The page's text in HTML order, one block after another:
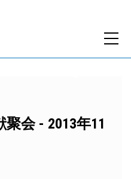
聚会 - 2013年11